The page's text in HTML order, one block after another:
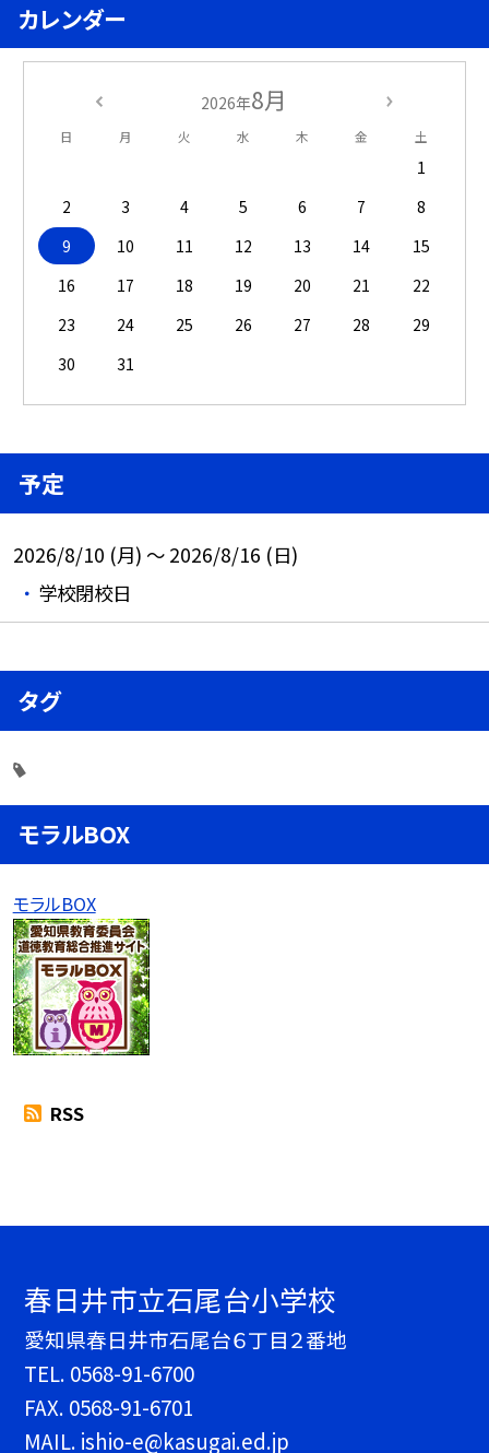
カレンダー
2026年8月
日 月 火 水 木 金 土
1
2
3 4 5 6 7
8
9
10 11 12 13 14
15
16
17 18 19 20 21
22
23
24 25 26 27 28
29
30
31
予定
2026/8/10 (月) ～ 2026/8/16 (日)
学校閉校日
タグ
モラルBOX
モラルBOX
RSS
春日井市立石尾台小学校
愛知県春日井市石尾台６丁目２番地
TEL. 0568-91-6700
FAX. 0568-91-6701
MAIL. ishio-e@kasugai.ed.jp